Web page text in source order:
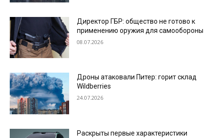
Директор ГБР: общество не готово к
применению оружия для самообороны
08.07.2026
Дроны атаковали Питер: горит склад
Wildberries
24.07.2026
Раскрыты первые характеристики